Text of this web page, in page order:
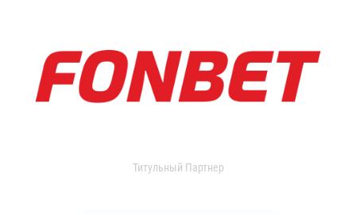
Титульный Партнер